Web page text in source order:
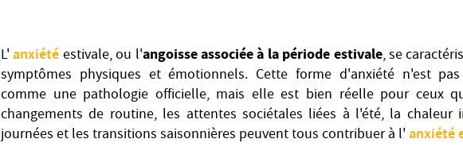
L' anxiétéestivale, ou l'angoisse associée à la période estivale, se
symptômes physiques et émotionnels. Cette forme d'anxiété n'est
comme une pathologie officielle, mais elle est bien réelle pour ceux
changements de routine, les attentes sociétales liées à l'été, la chaleur
journées et les transitions saisonnières peuvent tous contribuer à l'anxiété